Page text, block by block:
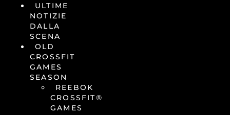
ULTIME
NOTIZIE
DALLA
SCENA
OLD
CROSSFIT
GAMES
SEASON
REEBOK
CROSSFIT®
GAMES